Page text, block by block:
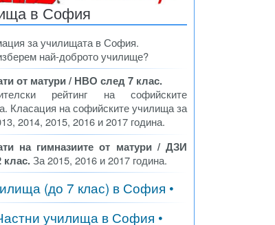
в София
за училищата в София.
най-доброто училище?
от матури / НВО след 7 клас.
рейтинг на софийските
Класация на софийските училища за
2014, 2015, 2016 и 2017 година.
на гимназиите от матури / ДЗИ
клас.За 2015, 2016 и 2017 година.
(до 7 клас) в София •
училища в София •